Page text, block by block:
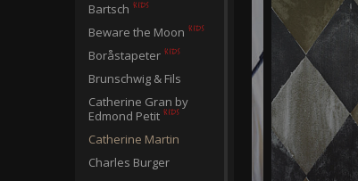
Bartsch
Beware the Moon
Boråstapeter
Brunschwig & Fils
Catherine Gran by
Edmond Petit
Catherine Martin
Charles Burger